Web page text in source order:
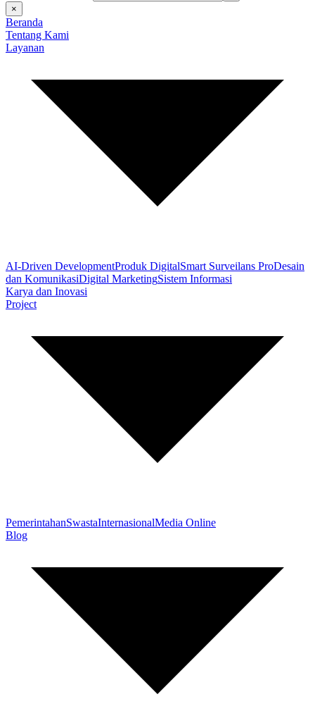
×
Beranda
Tentang Kami
Layanan
AI-Driven DevelopmentProduk DigitalSmart Surveilans ProDesain
dan KomunikasiDigital MarketingSistem Informasi
Karya dan Inovasi
Project
PemerintahanSwastaInternasionalMedia Online
Blog